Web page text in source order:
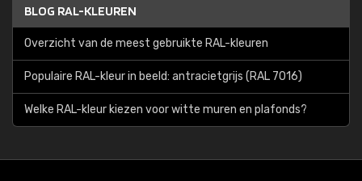
BLOG RAL-KLEUREN
Overzicht van de meest gebruikte RAL-kleuren
Populaire RAL-kleur in beeld: antracietgrijs (RAL 7016)
Welke RAL-kleur kiezen voor witte muren en plafonds?